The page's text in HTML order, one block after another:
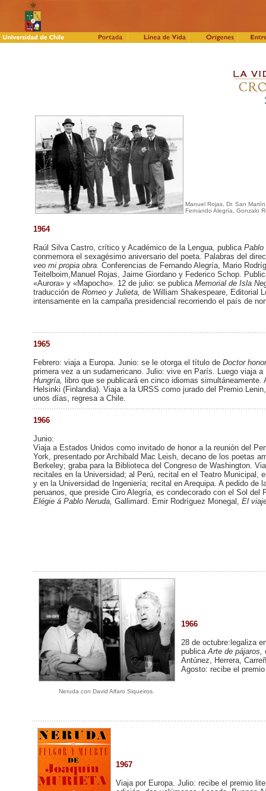
Manuel Rojas, Dr. San
Fernando Alegría, Gonzalo
1964
Raúl Silva Castro, crítico y Académico de la Lengua, publica
conmemora el sexagésimo aniversario del poeta. Palabras del
veo mi propia obra. Conferencias de Fernando Alegría, Mario
Teitelboim,Manuel Rojas, Jaime Giordano y Federico Schop.
«Aurora» y «Mapocho». 12 de julio: se publica Memorial de Isla
traducción de Romeo y Julieta, de William Shakespeare, Editorial
intensamente en la campaña presidencial recorriendo el país de
1965
Febrero: viaja a Europa. Junio: se le otorga el título de Doctor
primera vez a un sudamericano. Julio: vive en París. Luego viaja
Hungría, libro que se publicará en cinco idiomas
Helsinki (Finlandia). Viaja a la URSS como jurado del Premio
unos días, regresa a Chile.
1966
Junio:
Viaja a Estados Unidos como invitado de honor a la reunión del
York, presentado por Archibald Mac Leish, decano de los poetas
Berkeley; graba para la Biblioteca del Congreso de Washington.
recitales en la Universidad; al Perú, recital en el Teatro Municipal,
y en la Universidad de Ingeniería; recital en Arequipa. A pedido de
peruanos, que preside Ciro Alegría, es condecorado con el Sol del
Elégie á Pablo Neruda, Gallimard. Emir Rodríguez Monegal, El
Neruda con David Alfaro Siqueiros.
1966
28 de octubre:legaliza
publicaArte de pájaros,
Antúnez, Herrera,
Agosto: recibe el
1967
Viaja por Europa. Julio: recibe el premio